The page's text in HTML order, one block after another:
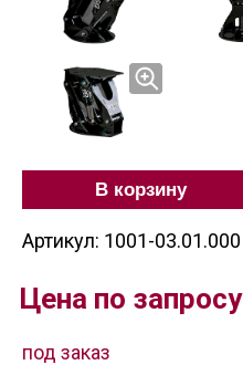
В корзину
Артикул: 1001-03.01.000
Цена по запросу
под заказ